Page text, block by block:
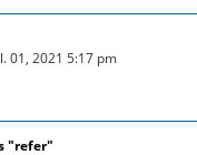
01, 2021 5:17 pm
"refer"